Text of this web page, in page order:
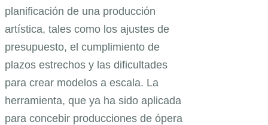
planificación de una producción
artística, tales como los ajustes de
presupuesto, el cumplimiento de
plazos estrechos y las dificultades
para crear modelos a escala. La
herramienta, que ya ha sido aplicada
para concebir producciones de ópera